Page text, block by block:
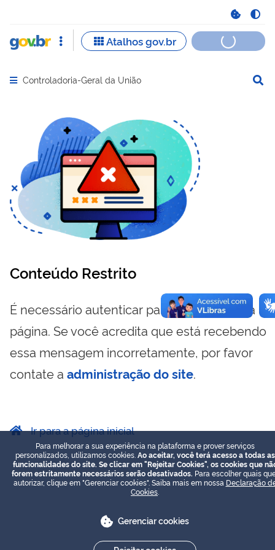
Abrir menu principal de navegação
Controladoria-Geral da União
Conteúdo Restrito
É necessário autenticar para visualizar essa
página. Se você acredita que está recebendo
essa mensagem incorretamente, por favor
contate a administração do site.
Ir para a página inicial
Para melhorar a sua experiência na plataforma e prover serviços
personalizados, utilizamos cookies. Ao aceitar, você terá acesso a todas as
funcionalidades do site. Se clicar em "Rejeitar Cookies", os cookies que
forem estritamente necessários serão desativados. Para escolher quais
autorizar, clique em "Gerenciar cookies". Saiba mais em nossa Declaração
Cookies
Gerenciar cookies